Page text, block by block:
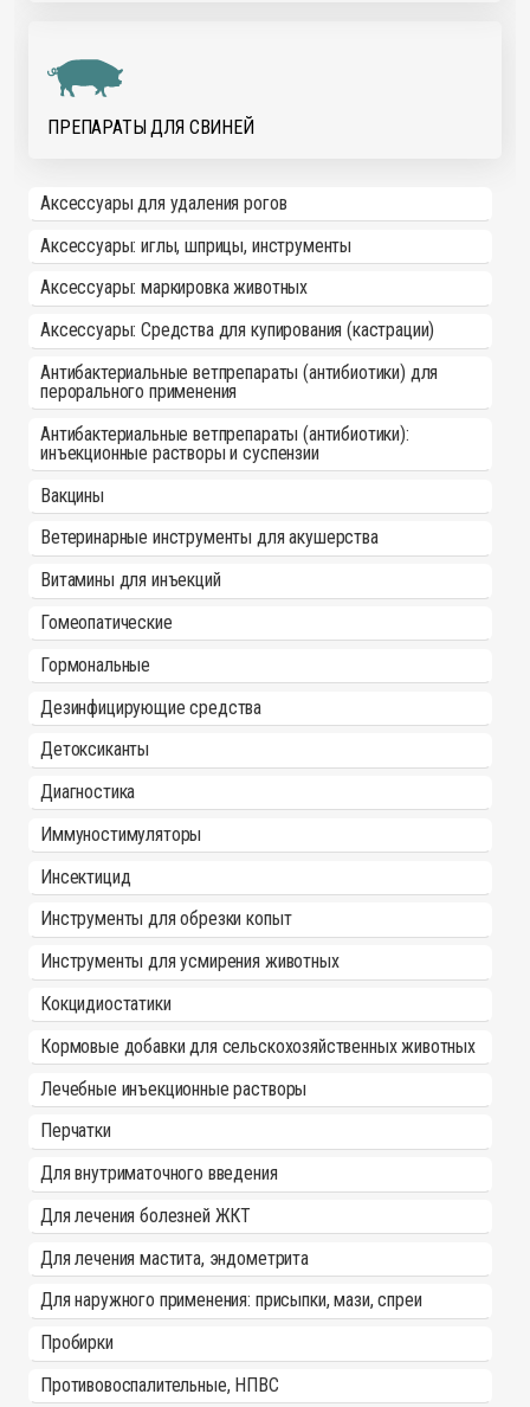
ПРЕПАРАТЫ ДЛЯ СВИНЕЙ
Аксессуары для удаления рогов
Аксессуары: иглы, шприцы, инструменты
Аксессуары: маркировка животных
Аксессуары: Средства для купирования (кастрации)
Антибактериальные ветпрепараты (антибиотики) для
перорального применения
Антибактериальные ветпрепараты (антибиотики):
инъекционные растворы и суспензии
Вакцины
Ветеринарные инструменты для акушерства
Витамины для инъекций
Гомеопатические
Гормональные
Дезинфицирующие средства
Детоксиканты
Диагностика
Иммуностимуляторы
Инсектицид
Инструменты для обрезки копыт
Инструменты для усмирения животных
Кокцидиостатики
Кормовые добавки для сельскохозяйственных животных
Лечебные инъекционные растворы
Перчатки
Для внутриматочного введения
Для лечения болезней ЖКТ
Для лечения мастита, эндометрита
Для наружного применения: присыпки, мази, спреи
Пробирки
Противовоспалительные, НПВС